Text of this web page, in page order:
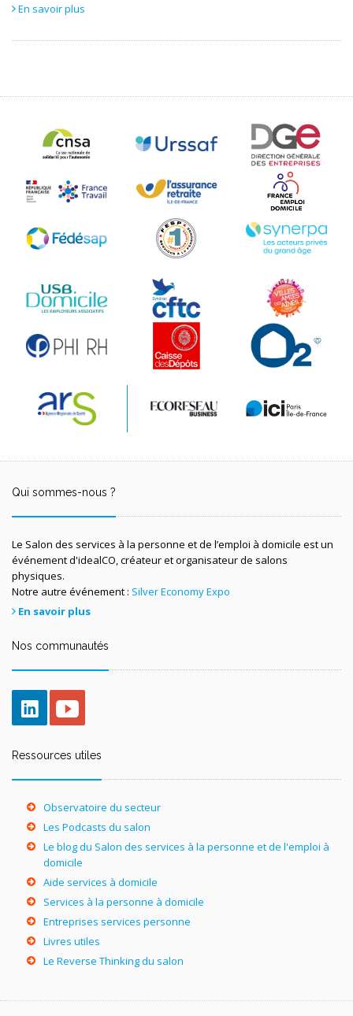
En savoir plus
Qui sommes-nous ?
Le Salon des services à la personne et de l’emploi à domicile est un
événement d'idealCO, créateur et organisateur de salons
physiques.
Notre autre événement : Silver Economy Expo
En savoir plus
Nos communautés
Ressources utiles
Observatoire du secteur
Les Podcasts du salon
Le blog du Salon des services à la personne et de l'emploi à
domicile
Aide services à domicile
Services à la personne à domicile
Entreprises services personne
Livres utiles
Le Reverse Thinking du salon